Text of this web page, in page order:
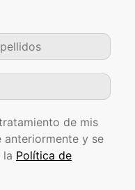
de mis
y se
la Política de